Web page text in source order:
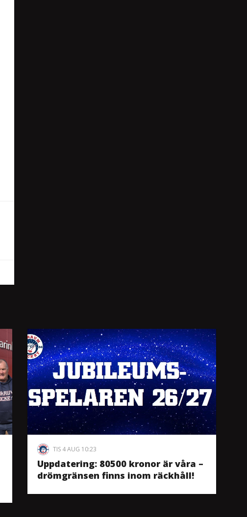
TIS 4 AUG 10:23
Uppdatering: 80500 kronor är våra –
drömgränsen finns inom räckhåll!